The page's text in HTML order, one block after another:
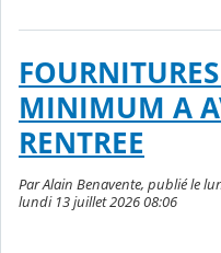
MINIMUM A
RENTREE
Par Alain Benavente, publié le
lundi 13 juillet 2026 08:06